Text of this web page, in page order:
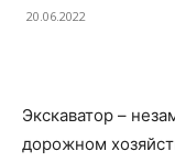
20.06.2022
Экскаватор –
дорожном